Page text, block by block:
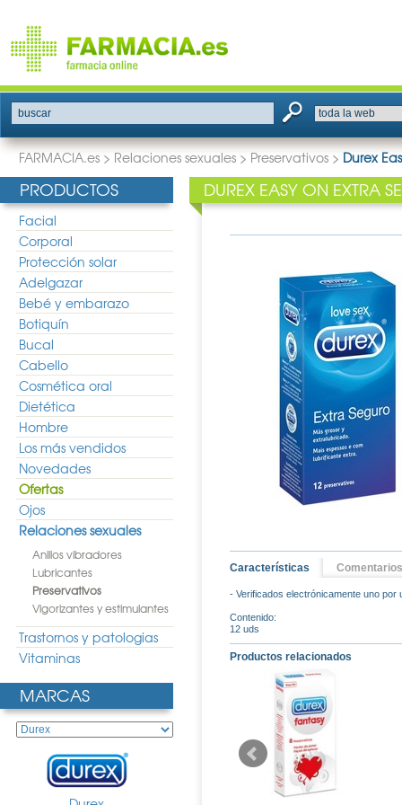
buscar
FARMACIA.es > Relaciones sexuales > Preservativos > Durex
PRODUCTOS
Facial
Corporal
Protección solar
Adelgazar
Bebé y embarazo
Botiquín
Bucal
Cabello
Cosmética oral
Dietética
Hombre
Los más vendidos
Novedades
Ofertas
Ojos
Relaciones sexuales
Anillos vibradores
Lubricantes
Preservativos
Vigorizantes y estimulantes
Trastornos y patologias
Vitaminas
MARCAS
DUREX EASY ON EXTRA
Características Comentarios
- Verificados electrónicamente uno por
Contenido:
12 uds
Productos relacionados